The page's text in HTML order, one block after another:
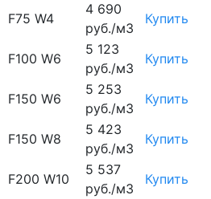
F75 W4
4 690
руб./м3
Купить
F100 W6
5 123
руб./м3
Купить
F150 W6
5 253
руб./м3
Купить
F150 W8
5 423
руб./м3
Купить
F200 W10
5 537
руб./м3
Купить